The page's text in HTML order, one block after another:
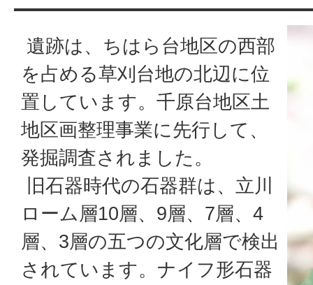
遺跡は、ちはら台地区の西部
を占める草刈台地の北辺に位
置しています。千原台地区土
地区画整理事業に先行して、
発掘調査されました。
旧石器時代の石器群は、立川
ローム層10層、9層、7層、4
層、3層の五つの文化層で検出
されています。ナイフ形石器